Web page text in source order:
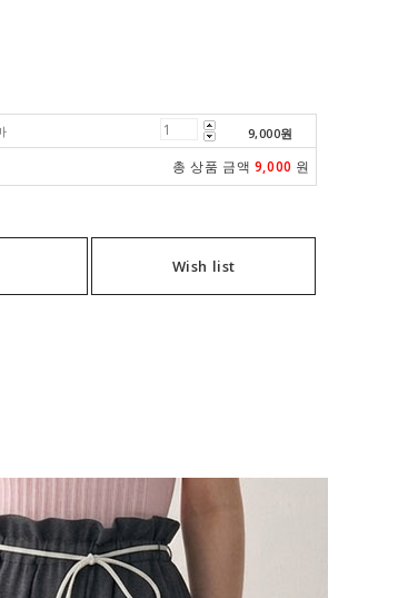
9,000원
총 상품 금액 9,000 원
Wish list